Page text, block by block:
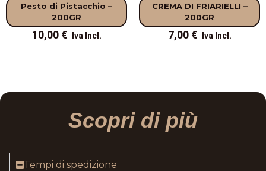
Pesto di Pistacchio –
200GR
10,00 €
CREMA DI FRIARIELLI –
200GR
7,00 €
Scopri di più
Tempi di spedizione